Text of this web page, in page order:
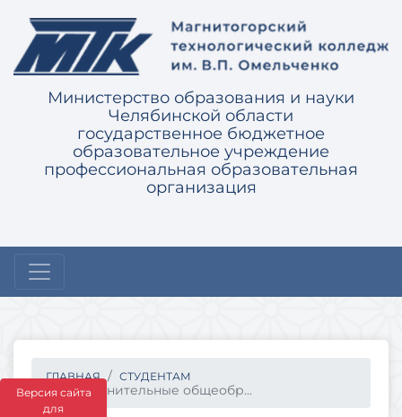
Версия сайта
для
Министерство образования и науки
Челябинской области
государственное бюджетное
образовательное учреждение
профессиональная образовательная
организация
ГЛАВНАЯ СТУДЕНТАМ
Дополнительные общеобр...